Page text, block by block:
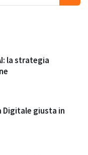
la strategia
Digitale giusta in